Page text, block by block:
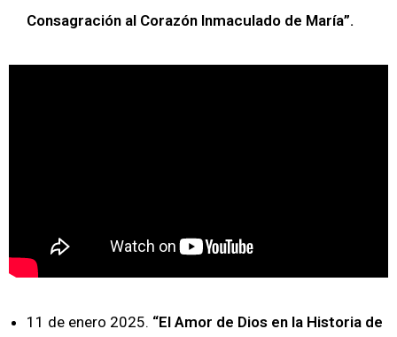
Consagración al Corazón Inmaculado de María”.
11 de enero 2025. “El Amor de Dios en la Historia de